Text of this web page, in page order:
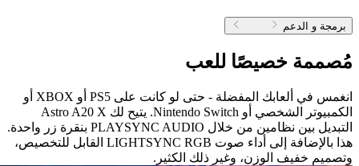
برمجة و الدعم
مُصممة خصيصًا للعب
انغمس في ألعابك المفضلة - حتى لو كانت على PS5 أو XBOX أو
الكمبيوتر الشخصي أو Nintendo Switch. يتيح لك Astro A20 X
التبديل بين نظامين من خلال PLAYSYNC AUDIO بنقرة زر واحدة.
هذا بالإضافة إلى أداء صوت LIGHTSYNC RGB القابل للتخصيص،
وتصميم خفيف الوزن، وغير ذلك الكثير.